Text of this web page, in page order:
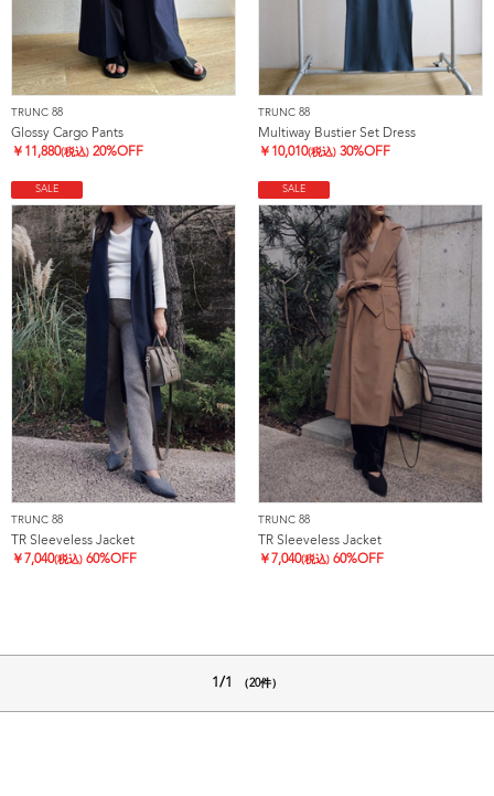
TRUNC 88
Glossy Cargo Pants
￥ 11,880(税込) 20%OFF
TRUNC 88
Multiway Bustier Set Dress
￥ 10,010(税込) 30%OFF
SALE
TRUNC 88
TR Sleeveless Jacket
￥ 7,040(税込) 60%OFF
SALE
TRUNC 88
TR Sleeveless Jacket
￥ 7,040(税込) 60%OFF
1/1 （20件）